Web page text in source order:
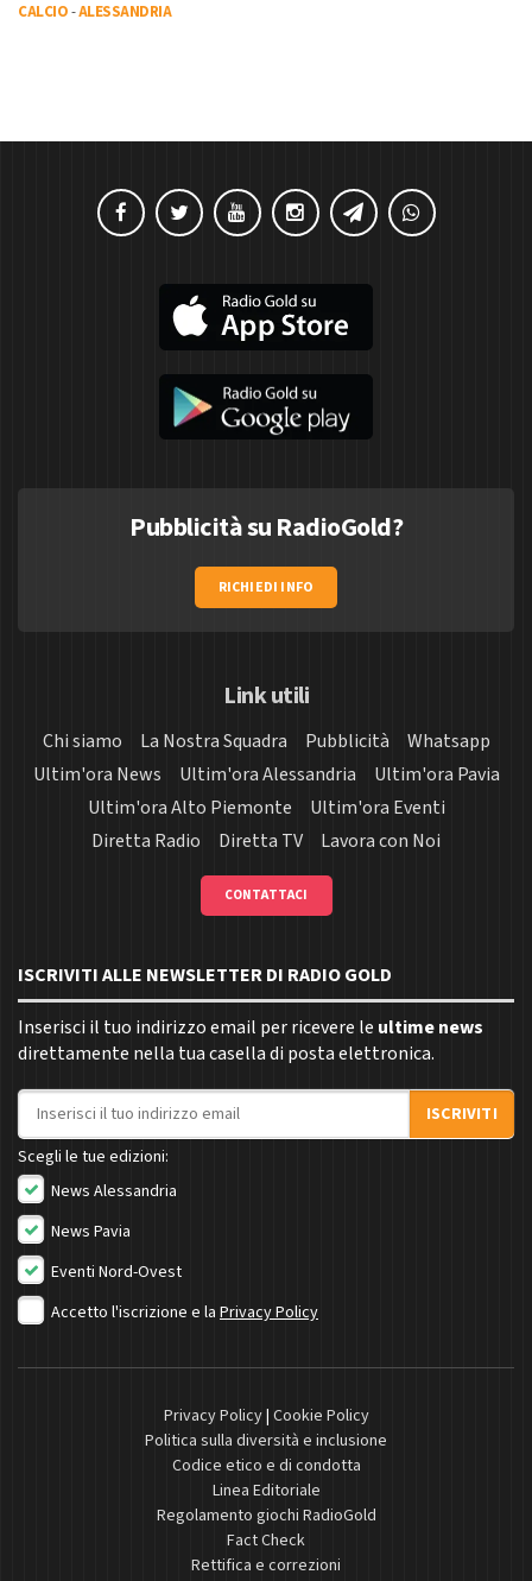
CALCIO-ALESSANDRIA
Pubblicità su RadioGold?
RICHIEDI INFO
Link utili
Chi siamo La Nostra Squadra Pubblicità
Whatsapp
Ultim'ora News
Ultim'ora Alessandria
Ultim'ora Pavia
Ultim'ora Alto Piemonte
Ultim'ora Eventi
Diretta Radio
Diretta TV Lavora con Noi
CONTATTACI
ISCRIVITI ALLE NEWSLETTER DI RADIO GOLD
Inserisci il tuo indirizzo email per ricevere le ultime news
direttamente nella tua casella di posta elettronica.
Indirizzo email
ISCRIVITI
Scegli le tue edizioni:
News Alessandria
News Pavia
Eventi Nord-Ovest
Accetto l'iscrizione e la Privacy Policy
Privacy Policy| Cookie Policy
Politica sulla diversità e inclusione
Codice etico e di condotta
Linea Editoriale
Regolamento giochi RadioGold
Fact Check
Rettifica e correzioni